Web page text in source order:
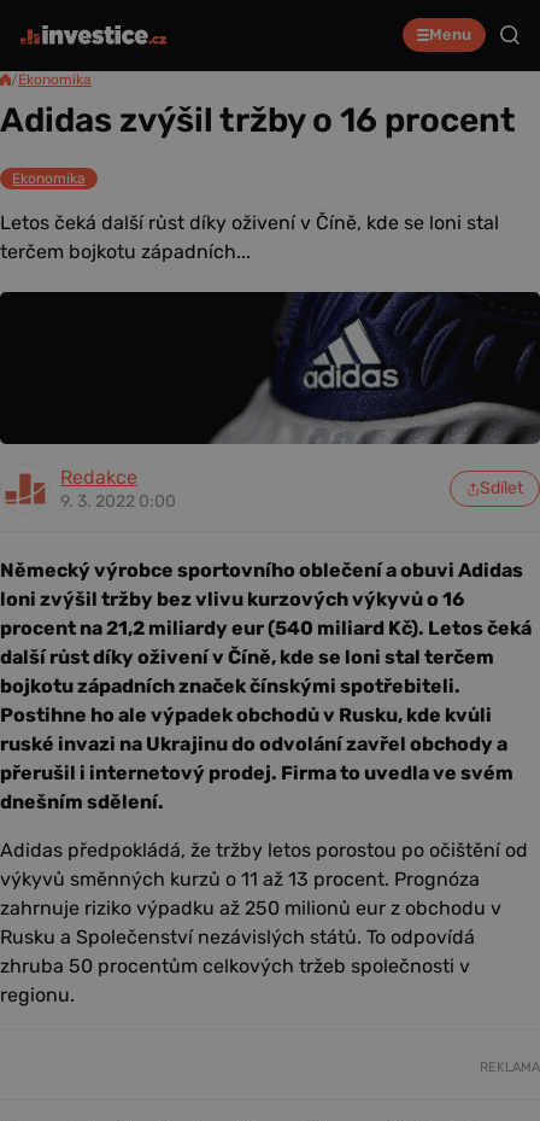
Menu
/Ekonomika
Adidas zvýšil tržby o 16 procent
Ekonomika
Letos čeká další růst díky oživení v Číně, kde se loni stal
terčem bojkotu západních...
Redakce
9. 3. 2022 0:00
Sdílet
Německý výrobce sportovního oblečení a obuvi Adidas
loni zvýšil tržby bez vlivu kurzových výkyvů o 16
procent na 21,2 miliardy eur (540 miliard Kč). Letos čeká
další růst díky oživení v Číně, kde se loni stal terčem
bojkotu západních značek čínskými spotřebiteli.
Postihne ho ale výpadek obchodů v Rusku, kde kvůli
ruské invazi na Ukrajinu do odvolání zavřel obchody a
přerušil i internetový prodej. Firma to uvedla ve svém
dnešním sdělení.
Adidas předpokládá, že tržby letos porostou po očištění od
výkyvů směnných kurzů o 11 až 13 procent. Prognóza
zahrnuje riziko výpadku až 250 milionů eur z obchodu v
Rusku a Společenství nezávislých států. To odpovídá
zhruba 50 procentům celkových tržeb společnosti v
regionu.
REKLAMA